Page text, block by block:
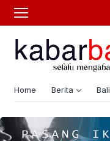
Home Berita Bali